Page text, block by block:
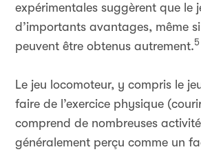
expérimentales suggèrent que le
d’importants avantages, même
peuvent être obtenus autrement.5
Le jeu locomoteur, y compris le
faire de l’exercice physique
comprend de nombreuses
généralement perçu comme un